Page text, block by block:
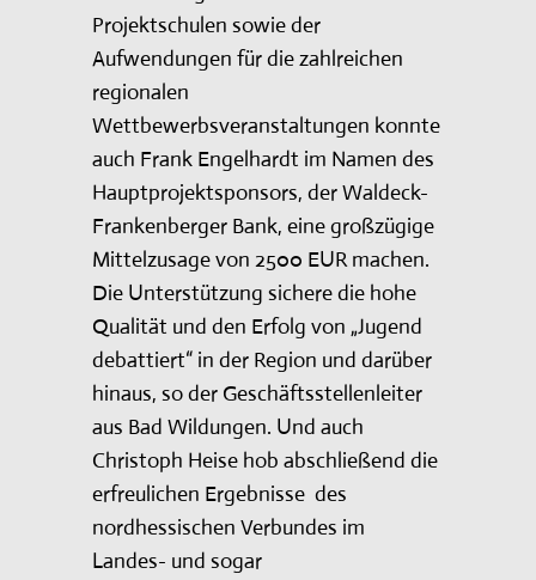
Projektschulen sowie der
Aufwendungen für die zahlreichen
regionalen
Wettbewerbsveranstaltungen konnte
auch Frank Engelhardt im Namen des
Hauptprojektsponsors, der Waldeck-
Frankenberger Bank, eine großzügige
Mittelzusage von 2500 EUR machen.
Die Unterstützung sichere die hohe
Qualität und den Erfolg von „Jugend
debattiert“ in der Region und darüber
hinaus, so der Geschäftsstellenleiter
aus Bad Wildungen. Und auch
Christoph Heise hob abschließend die
erfreulichen Ergebnisse des
nordhessischen Verbundes im
Landes- und sogar